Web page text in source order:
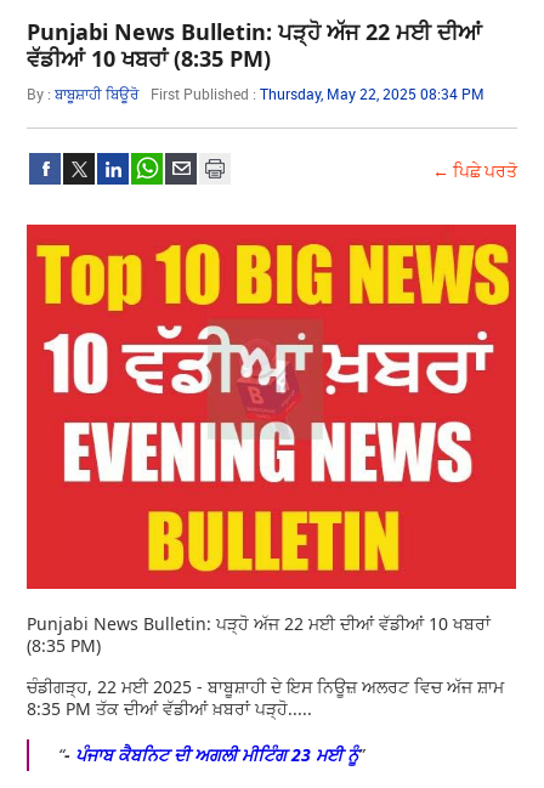
Punjabi News Bulletin: ਪੜ੍ਹੋ ਅੱਜ 22 ਮਈ ਦੀਆਂ
ਵੱਡੀਆਂ 10 ਖਬਰਾਂ (8:35 PM)
By :ਬਾਬੂਸ਼ਾਹੀ ਬਿਊਰੋ First Published :Thursday, May 22, 2025 08:34 PM
← ਪਿਛੇ ਪਰਤੋ
Punjabi News Bulletin: ਪੜ੍ਹੋ ਅੱਜ 22 ਮਈ ਦੀਆਂ ਵੱਡੀਆਂ 10 ਖਬਰਾਂ
(8:35 PM)
ਚੰਡੀਗੜ੍ਹ, 22 ਮਈ 2025 - ਬਾਬੂਸ਼ਾਹੀ ਦੇ ਇਸ ਨਿਊਜ਼ ਅਲਰਟ ਵਿਚ ਅੱਜ ਸ਼ਾਮ
8:35 PM ਤੱਕ ਦੀਆਂ ਵੱਡੀਆਂ ਖ਼ਬਰਾਂ ਪੜ੍ਹੋ.....
- ਪੰਜਾਬ ਕੈਬਨਿਟ ਦੀ ਅਗਲੀ ਮੀਟਿੰਗ 23 ਮਈ ਨੂੰ